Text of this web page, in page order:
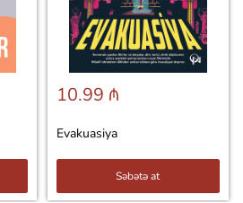
10.99 ₼
Evakuasiya
Səbətə at